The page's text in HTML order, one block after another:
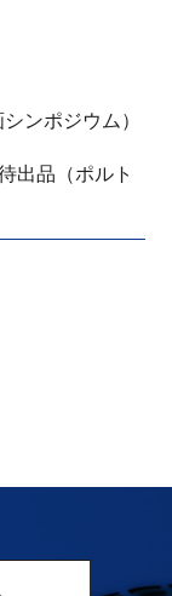
ンポジウム）
出品（ポルト